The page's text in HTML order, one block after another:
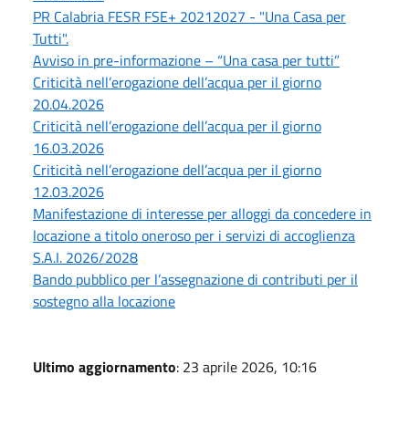
PR Calabria FESR FSE+ 20212027 - "Una Casa per
Tutti".
Avviso in pre-informazione – “Una casa per tutti”
Criticità nell’erogazione dell’acqua per il giorno
20.04.2026
Criticità nell’erogazione dell’acqua per il giorno
16.03.2026
Criticità nell’erogazione dell’acqua per il giorno
12.03.2026
Manifestazione di interesse per alloggi da concedere in
locazione a titolo oneroso per i servizi di accoglienza
S.A.I. 2026/2028
Bando pubblico per l’assegnazione di contributi per il
sostegno alla locazione
Ultimo aggiornamento: 23 aprile 2026, 10:16